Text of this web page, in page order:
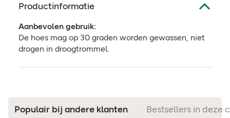
Productinformatie
Aanbevolen gebruik:
De hoes mag op 30 graden worden gewassen, niet
drogen in droogtrommel.
Populair bij andere klanten Bestsellers in deze